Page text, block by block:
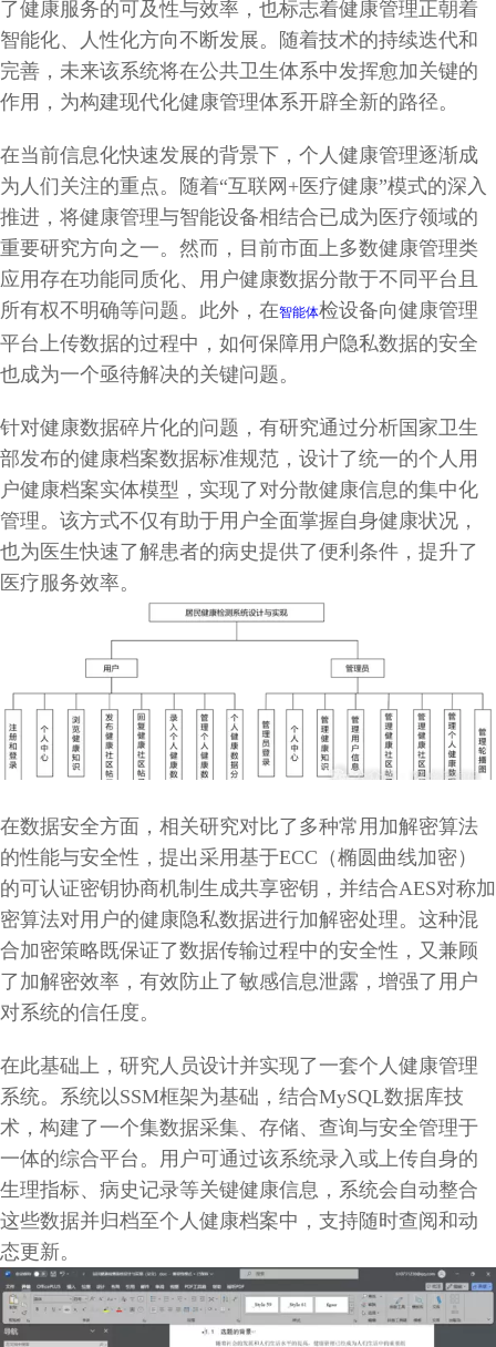
了健康服务的可及性与效率，也标志着健康管理正朝着
智能化、人性化方向不断发展。随着技术的持续迭代和
完善，未来该系统将在公共卫生体系中发挥愈加关键的
作用，为构建现代化健康管理体系开辟全新的路径。
在当前信息化快速发展的背景下，个人健康管理逐渐成
为人们关注的重点。随着“互联网+医疗健康”模式的深入
推进，将健康管理与智能设备相结合已成为医疗领域的
重要研究方向之一。然而，目前市面上多数健康管理类
应用存在功能同质化、用户健康数据分散于不同平台且
所有权不明确等问题。此外，在智能体检设备向健康管理
平台上传数据的过程中，如何保障用户隐私数据的安全
也成为一个亟待解决的关键问题。
针对健康数据碎片化的问题，有研究通过分析国家卫生
部发布的健康档案数据标准规范，设计了统一的个人用
户健康档案实体模型，实现了对分散健康信息的集中化
管理。该方式不仅有助于用户全面掌握自身健康状况，
也为医生快速了解患者的病史提供了便利条件，提升了
医疗服务效率。
在数据安全方面，相关研究对比了多种常用加解密算法
的性能与安全性，提出采用基于ECC（椭圆曲线加密）
的可认证密钥协商机制生成共享密钥，并结合AES对称加
密算法对用户的健康隐私数据进行加解密处理。这种混
合加密策略既保证了数据传输过程中的安全性，又兼顾
了加解密效率，有效防止了敏感信息泄露，增强了用户
对系统的信任度。
在此基础上，研究人员设计并实现了一套个人健康管理
系统。系统以SSM框架为基础，结合MySQL数据库技
术，构建了一个集数据采集、存储、查询与安全管理于
一体的综合平台。用户可通过该系统录入或上传自身的
生理指标、病史记录等关键健康信息，系统会自动整合
这些数据并归档至个人健康档案中，支持随时查阅和动
态更新。